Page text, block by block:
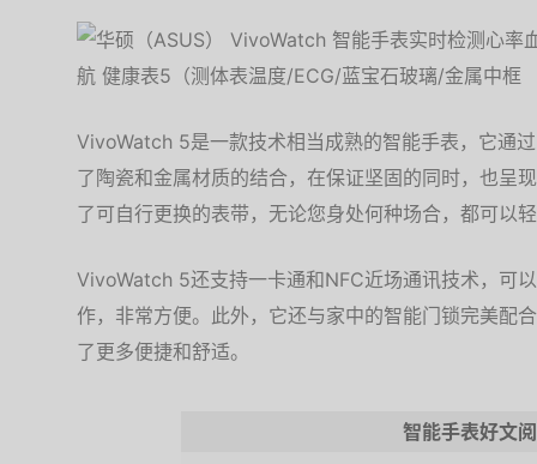
VivoWatch 5是一款技术相当成熟的智能手表，它通
了陶瓷和金属材质的结合，在保证坚固的同时，也呈
了可自行更换的表带，无论您身处何种场合，都可以
VivoWatch 5还支持一卡通和NFC近场通讯技术，可
作，非常方便。此外，它还与家中的智能门锁完美配
了更多便捷和舒适。
智能手表好文